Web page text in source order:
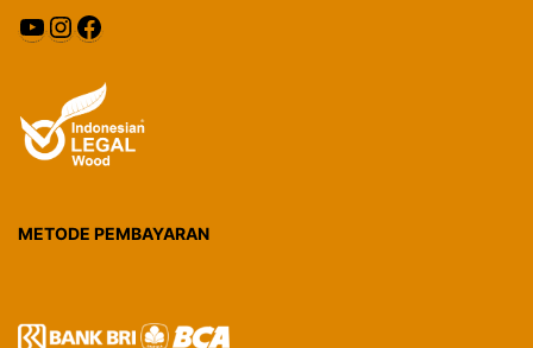
YouTube
Instagram
Facebook
METODE PEMBAYARAN